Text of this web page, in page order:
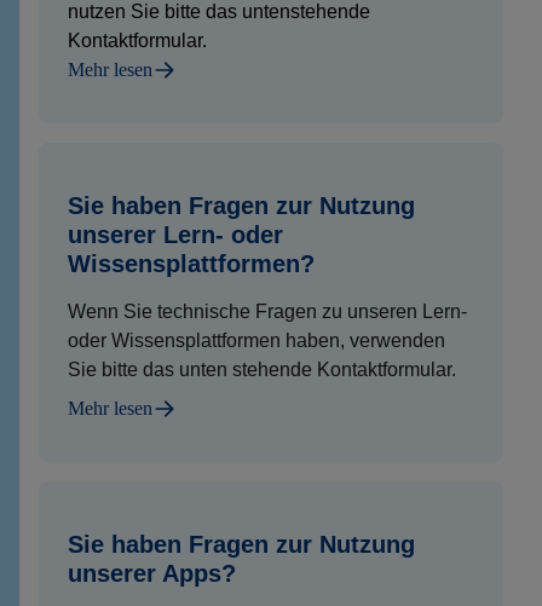
nutzen Sie bitte das untenstehende
Kontaktformular.
Mehr lesen
Sie haben Fragen zur Nutzung
unserer Lern- oder
Wissensplattformen?
Wenn Sie technische Fragen zu unseren Lern-
oder Wissensplattformen haben, verwenden
Sie bitte das unten stehende Kontaktformular.
Mehr lesen
Sie haben Fragen zur Nutzung
unserer Apps?